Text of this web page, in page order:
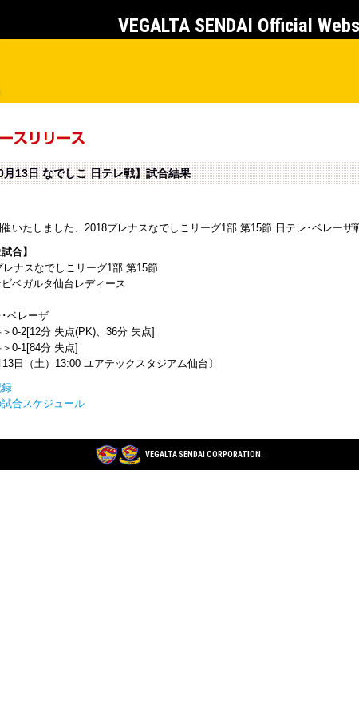
VEGALTA SENDAI Official
月13日 なでしこ 日テレ戦】試合結果
いたしました、2018プレナスなでしこリーグ1部 第15節 日テレ･ベレーザ
合】
レナスなでしこリーグ1部 第15節
ベガルタ仙台レディース
･ベレーザ
＞0-2[12分 失点(PK)、36分 失点]
＞0-1[84分 失点]
13日（土）13:00 ユアテックスタジアム仙台〕
合スケジュール
VEGALTA SENDAI CORPORATION.